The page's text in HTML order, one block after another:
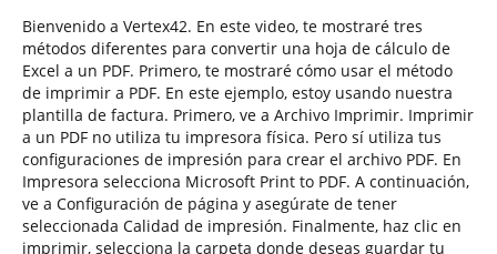
Bienvenido a Vertex42. En este video, te mostraré tres
métodos diferentes para convertir una hoja de cálculo de
Excel a un PDF. Primero, te mostraré cómo usar el método
de imprimir a PDF. En este ejemplo, estoy usando nuestra
plantilla de factura. Primero, ve a Archivo Imprimir. Imprimir
a un PDF no utiliza tu impresora física. Pero sí utiliza tus
configuraciones de impresión para crear el archivo PDF. En
Impresora selecciona Microsoft Print to PDF. A continuación,
ve a Configuración de página y asegúrate de tener
seleccionada Calidad de impresión. Finalmente, haz clic en
imprimir, selecciona la carpeta donde deseas guardar tu